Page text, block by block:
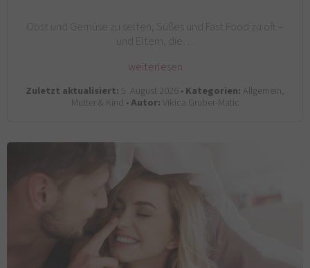
Obst und Gemüse zu selten, Süßes und Fast Food zu oft –
und Eltern, die…
weiterlesen
Zuletzt aktualisiert: 5. August 2026 •Kategorien: Allgemein,
Mutter & Kind •Autor:Vikica Gruber-Matic